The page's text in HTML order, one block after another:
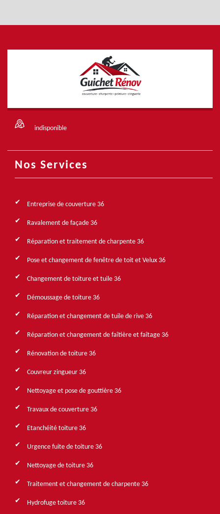
indisponible
Nos Services
Entreprise de couverture 36
Ravalement de façade 36
Réparation et traitement de charpente 36
Pose et changement de fenêtre de toit et Velux 36
Changement de toiture et tuile 36
Démoussage de toiture 36
Réparation et changement de tuile de rive 36
Réparation et changement de faîtière et faîtage 36
Rénovation de toiture 36
Couvreur zingueur 36
Nettoyage et pose de gouttière 36
Travaux de couverture 36
Etanchéité toiture 36
Urgence fuite de toiture 36
Nettoyage de toiture 36
Traitement et changement de charpente 36
Hydrofuge toiture 36